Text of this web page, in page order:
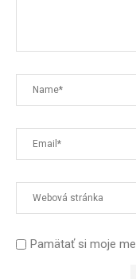
Pamätať si moje